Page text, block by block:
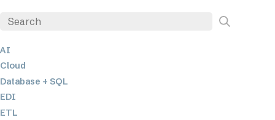
AI
Cloud
Database + SQL
EDI
ETL